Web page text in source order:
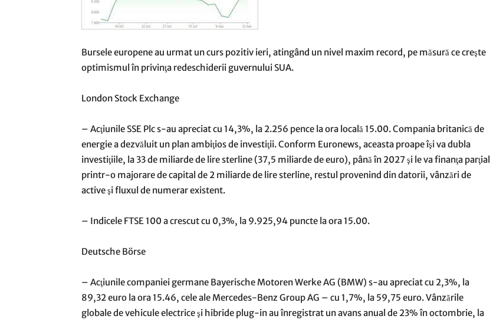
Bursele europene au urmat un curs pozitiv ieri, atingând un nivel maxim record, pe măsură ce creşte
optimismul în privinţa redeschiderii guvernului SUA.
London Stock Exchange
– Acţiunile SSE Plc s-au apreciat cu 14,3%, la 2.256 pence la ora locală 15.00. Compania britanică de
energie a dezvăluit un plan ambiţios de investiţii. Conform Euronews, aceasta proape îşi va dubla
investiţiile, la 33 de miliarde de lire sterline (37,5 miliarde de euro), până în 2027 şi le va finanţa parţial
printr-o majorare de capital de 2 miliarde de lire sterline, restul provenind din datorii, vânzări de
active şi fluxul de numerar existent.
– Indicele FTSE 100 a crescut cu 0,3%, la 9.925,94 puncte la ora 15.00.
Deutsche Börse
– Acţiunile companiei germane Bayerische Motoren Werke AG (BMW) s-au apreciat cu 2,3%, la
89,32 euro la ora 15.46, cele ale Mercedes-Benz Group AG – cu 1,7%, la 59,75 euro. Vânzările
globale de vehicule electrice şi hibride plug-in au înregistrat un avans anual de 23% în octombrie, la